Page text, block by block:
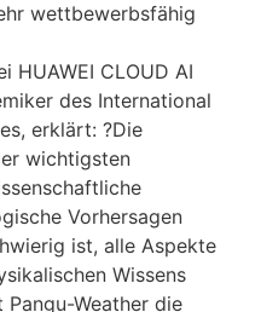
wettbewerbsfähig
HUAWEI CLOUD AI
des International
erklärt: ?Die
wichtigsten
Vorhersagen
ist, alle Aspekte
Wissens
Weather die